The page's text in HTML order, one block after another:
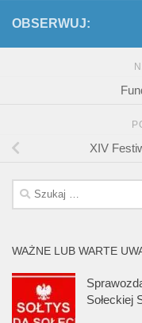
OBSERWUJ:
XIV
Szukaj:
WAŻNE LUB WARTE
Sołeckiej